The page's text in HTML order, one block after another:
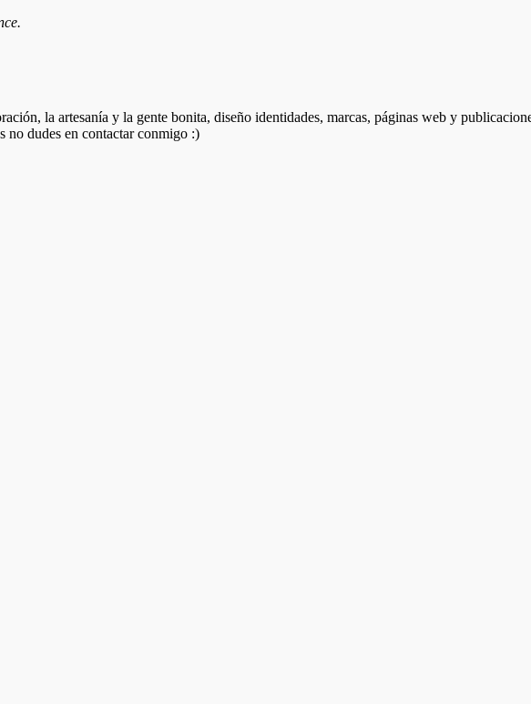
la artesanía y la gente bonita, diseño identidades, marcas, páginas web y
no dudes en contactar conmigo :)